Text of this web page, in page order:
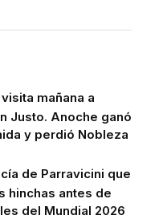
mañana a
Justo. Anoche ganó
y perdió Nobleza
de Parravicini que
hinchas antes de
del Mundial 2026